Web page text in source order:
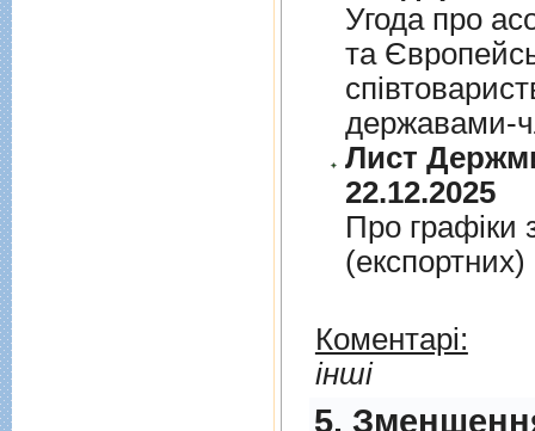
Угода про
та
державами-
Лист
22.12.2025
Про графiки
Коментарі:
інші
5.